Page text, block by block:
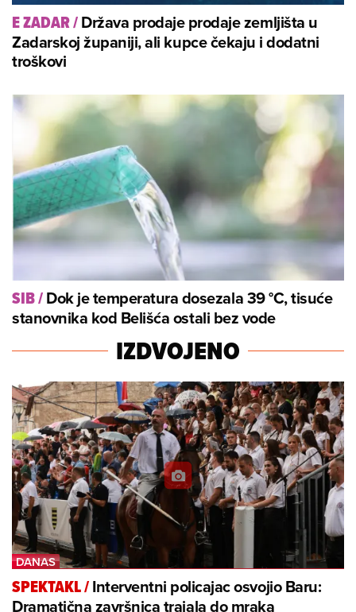
E ZADAR/Država prodaje prodaje zemljišta u
Zadarskoj županiji, ali kupce čekaju i dodatni
troškovi
SIB/Dok je temperatura dosezala 39 °C, tisuće
stanovnika kod Belišća ostali bez vode
IZDVOJENO
SPEKTAKL/Interventni policajac osvojio Baru:
Dramatična završnica trajala do mraka